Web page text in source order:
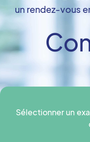
un rendez-vous
Sélectionner un